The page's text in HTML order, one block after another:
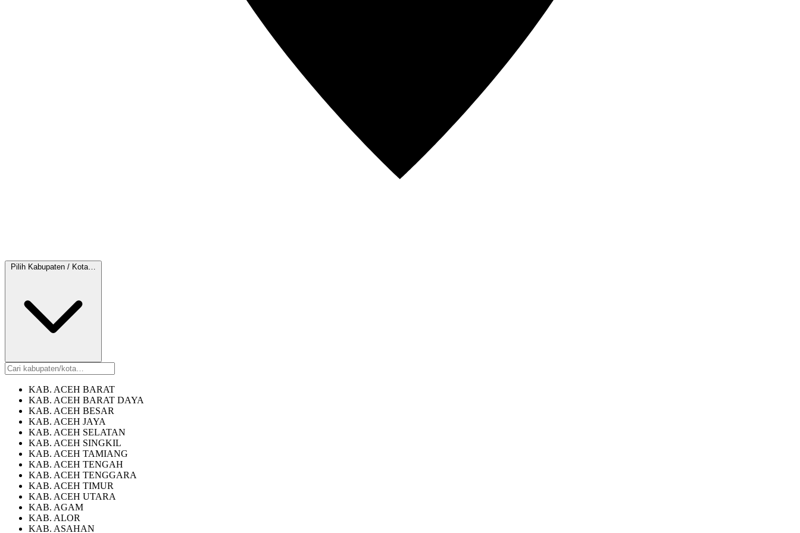
Pilih Kabupaten / Kota…
KAB. ACEH BARAT
KAB. ACEH BARAT DAYA
KAB. ACEH BESAR
KAB. ACEH JAYA
KAB. ACEH SELATAN
KAB. ACEH SINGKIL
KAB. ACEH TAMIANG
KAB. ACEH TENGAH
KAB. ACEH TENGGARA
KAB. ACEH TIMUR
KAB. ACEH UTARA
KAB. AGAM
KAB. ALOR
KAB. ASAHAN